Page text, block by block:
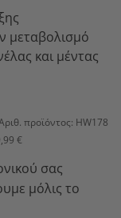
μεταβολισμό
και μέντας
προϊόντος: HW178
€
σας
μόλις το